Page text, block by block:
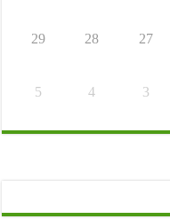
27
28
29
3
4
5